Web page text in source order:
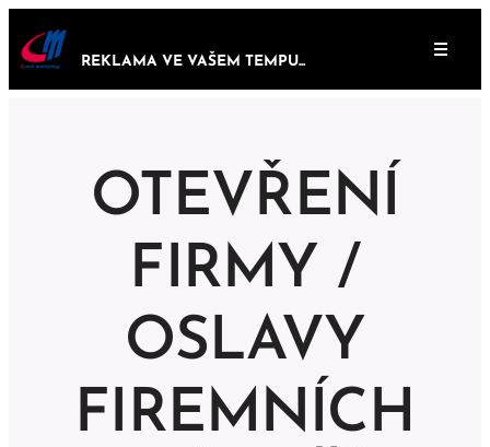
REKLAMA VE VAŠEM TEMPU...
OTEVŘENÍ
FIRMY /
OSLAVY
FIREMNÍCH